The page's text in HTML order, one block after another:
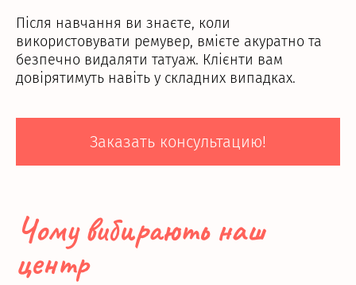
Після навчання ви знаєте, коли
використовувати ремувер, вмієте акуратно та
безпечно видаляти татуаж. Клієнти вам
довірятимуть навіть у складних випадках.
Заказать консультацию!
Чому вибирають наш
центр